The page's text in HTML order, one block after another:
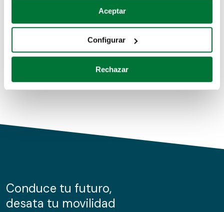
Si lo permite, también quisiéramos:
Recopilar información sobre su ubicación geográfica
Identificar su dispositivo analizándolo activamente
para buscar características específicas (huellas
Obtenga más información sobre cómo se procesan sus
de cookies.
información sobre el uso que haga del sitio web con
nuestros partners de redes sociales, publicidad y análisis
Aceptar
Configurar
Rechazar
Coches de km0
Conduce tu futuro,
desata tu movilidad